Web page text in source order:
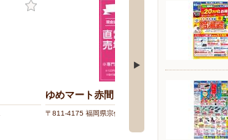
ゆめマート赤間
〒811-4175 福岡県宗像市田久2丁目1-1